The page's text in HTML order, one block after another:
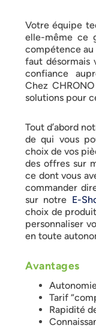
Votre équipe
elle-même ce
compétence au
faut désormais
confiance
Chez
solutions pour
Tout d’abord
de qui vous
choix de vos
des offres sur
ce dont vous
commander
sur notre E-
choix de
personnaliser
en toute
Avantages
Tarif
Rapidité